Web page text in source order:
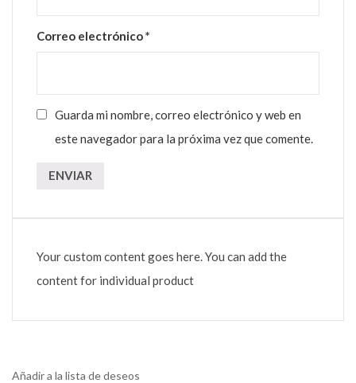
Correo electrónico*
Guarda mi nombre, correo electrónico y web en
este navegador para la próxima vez que comente.
Your custom content goes here. You can add the
content for individual product
Añadir a la lista de deseos